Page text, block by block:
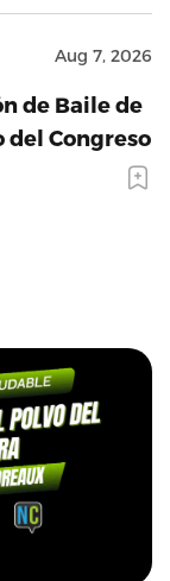
Aug 7, 2026
de Baile de
Congreso